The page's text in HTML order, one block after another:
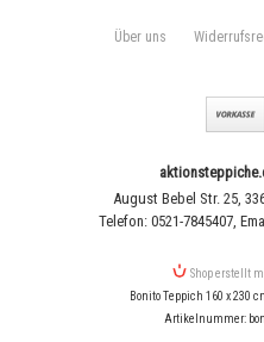
Über uns
August Bebel Str. 25,
Telefon: 0521-7845407
Shop erstellt
Bonito Teppich 160 x 230
Artikelnummer: